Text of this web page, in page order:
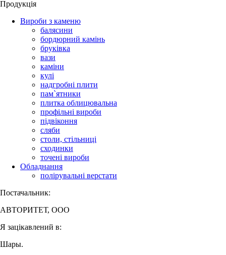
Продукція
Вироби з каменю
балясини
бордюрний камінь
бруківка
вази
каміни
кулі
надгробні плити
пам`ятники
плитка облицювальна
профільні вироби
підвіконня
сляби
столи, стільниці
сходинки
точені вироби
Обладнання
полірувальні верстати
Постачальник:
АВТОРИТЕТ, ООО
Я зацікавлений в:
Шары.